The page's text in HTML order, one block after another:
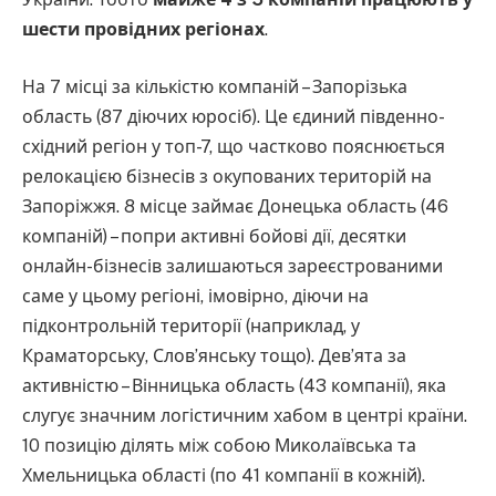
шести провідних регіонах.
На 7 місці за кількістю компаній – Запорізька
область (87 діючих юросіб). Це єдиний південно-
східний регіон у топ-7, що частково пояснюється
релокацією бізнесів з окупованих територій на
Запоріжжя. 8 місце займає Донецька область (46
компаній) – попри активні бойові дії, десятки
онлайн-бізнесів залишаються зареєстрованими
саме у цьому регіоні, імовірно, діючи на
підконтрольній території (наприклад, у
Краматорську, Слов’янську тощо). Дев’ята за
активністю – Вінницька область (43 компанії), яка
слугує значним логістичним хабом в центрі країни.
10 позицію ділять між собою Миколаївська та
Хмельницька області (по 41 компанії в кожній).